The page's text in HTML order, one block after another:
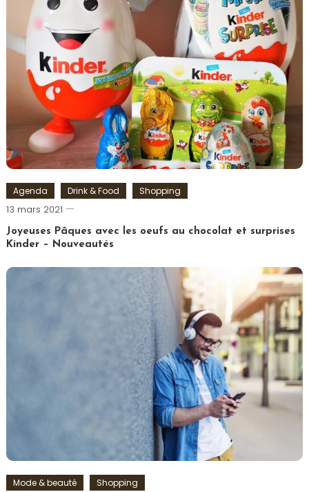
Lissage
Lisseur
Agenda Drink & Food Shopping
13 mars 2021
Romain-
Joyeuses Pâques avec les oeufs au chocolat et surprises
Kinder – Nouveautés
Tagged
Mode & beauté Shopping